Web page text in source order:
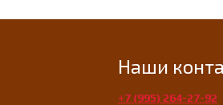
Наши
+7 (995) 264-27-92